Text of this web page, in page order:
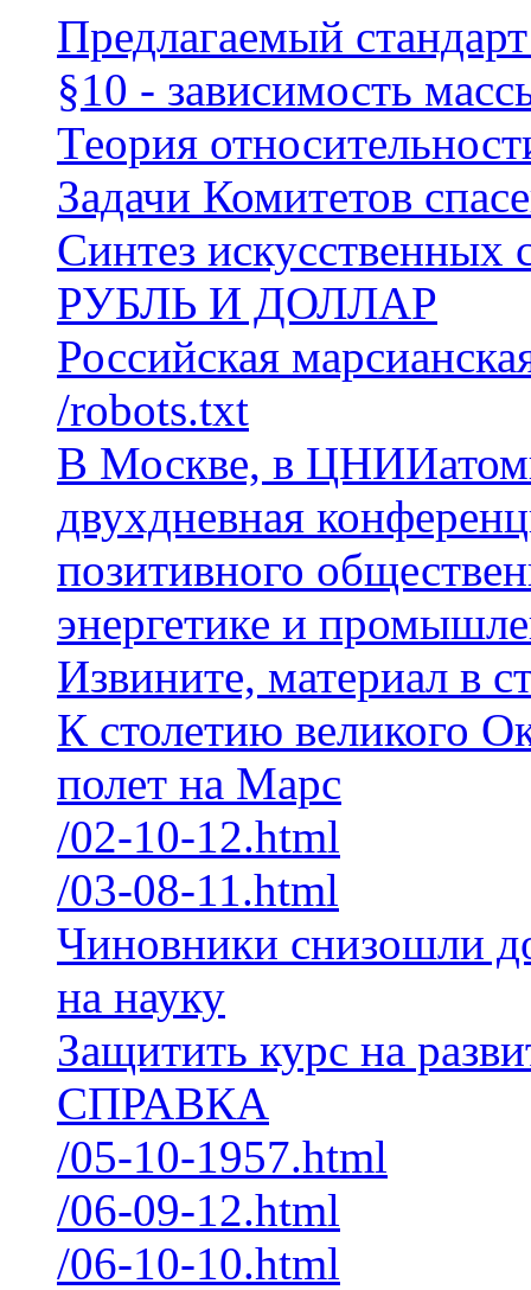
Предлагаемый
§10 - зависимость
Теория
Задачи Комитетов
Синтез искусственных
РУБЛЬ И ДОЛЛАР
Российская
/robots.txt
В Москве, в
двухдневная
позитивного
энергетике и
Извините, материал в
К столетию великого
полет на Марс
/02-10-12.html
/03-08-11.html
Чиновники снизошли
на науку
Защитить курс на
СПРАВКА
/05-10-1957.html
/06-09-12.html
/06-10-10.html